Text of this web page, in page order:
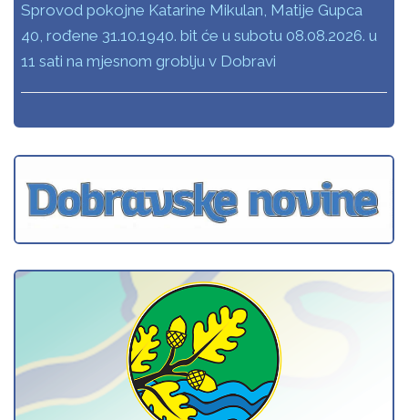
Sprovod pokojne Katarine Mikulan, Matije Gupca
40, rođene 31.10.1940. bit će u subotu 08.08.2026. u
11 sati na mjesnom groblju v Dobravi